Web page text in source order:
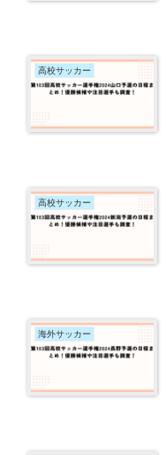
高校サッカー
高校サッカー
海外サッカー